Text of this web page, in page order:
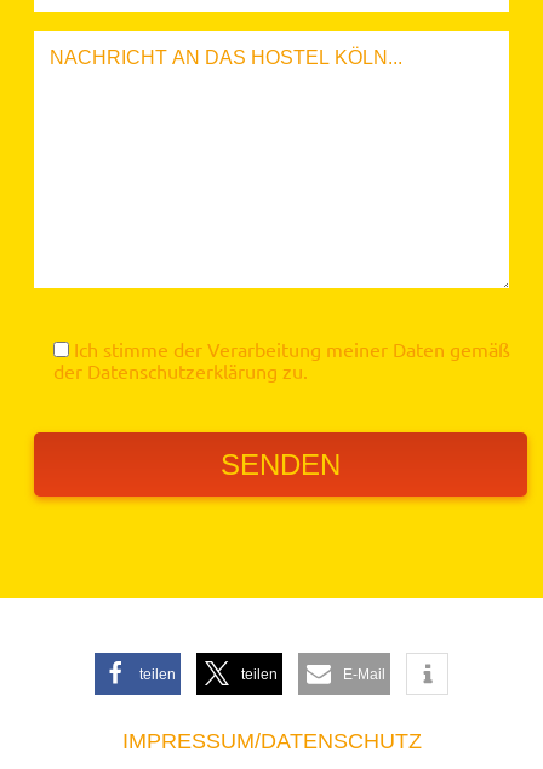
Ich stimme der Verarbeitung meiner Daten gemäß
der Datenschutzerklärung zu.
teilen teilen E-Mail
IMPRESSUM/DATENSCHUTZ